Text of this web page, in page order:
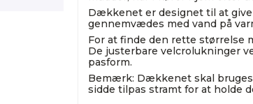
Dækkenet er designet til at
gennemvædes med vand på
For at finde den rette størrelse
De justerbare velcrolukninger
pasform.
Bemærk: Dækkenet skal
sidde tilpas stramt for at holde